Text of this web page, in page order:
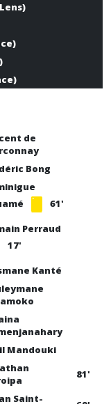
de
Bong
61'
Perraud
17'
Kanté
Mandouki
81'
Saint-